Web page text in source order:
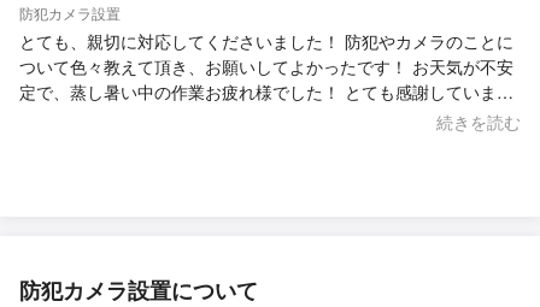
防犯カメラ設置
とても、親切に対応してくださいました！ 防犯やカメラのことに
ついて色々教えて頂き、お願いしてよかったです！ お天気が不安
定で、蒸し暑い中の作業お疲れ様でした！ とても感謝していま
続きを読む
防犯カメラ設置について